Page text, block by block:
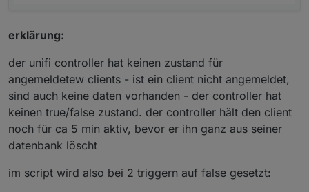
erklärung:
der unifi controller hat keinen zustand für
angemeldetew clients - ist ein client nicht angemeldet,
sind auch keine daten vorhanden - der controller hat
keinen true/false zustand. der controller hält den client
noch für ca 5 min aktiv, bevor er ihn ganz aus seiner
datenbank löscht
im script wird also bei 2 triggern auf false gesetzt: